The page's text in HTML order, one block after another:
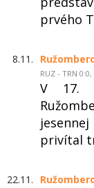
prvého
8.11.
RUZ - TRN
V 17.
privítal
22.11.